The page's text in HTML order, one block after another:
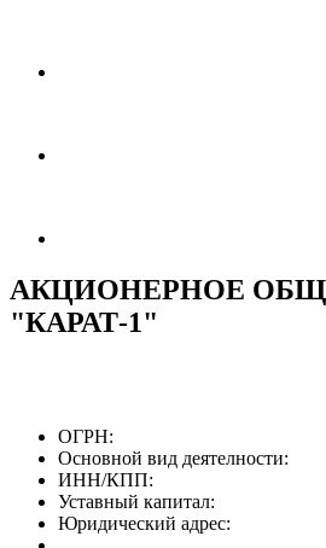
АКЦИОНЕРНОЕ
"КАРАТ-1"
ОГРН:
Основной вид деятелности:
ИНН/КПП:
Уставный капитал:
Юридический адрес: